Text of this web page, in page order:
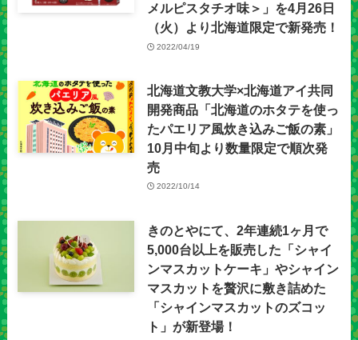
メルピスタチオ味＞」を4月26日
（火）より北海道限定で新発売！
2022/04/19
北海道文教大学×北海道アイ共同
開発商品「北海道のホタテを使っ
たパエリア風炊き込みご飯の素」
10月中旬より数量限定で順次発
売
2022/10/14
きのとやにて、2年連続1ヶ月で
5,000台以上を販売した「シャイ
ンマスカットケーキ」やシャイン
マスカットを贅沢に敷き詰めた
「シャインマスカットのズコッ
ト」が新登場！